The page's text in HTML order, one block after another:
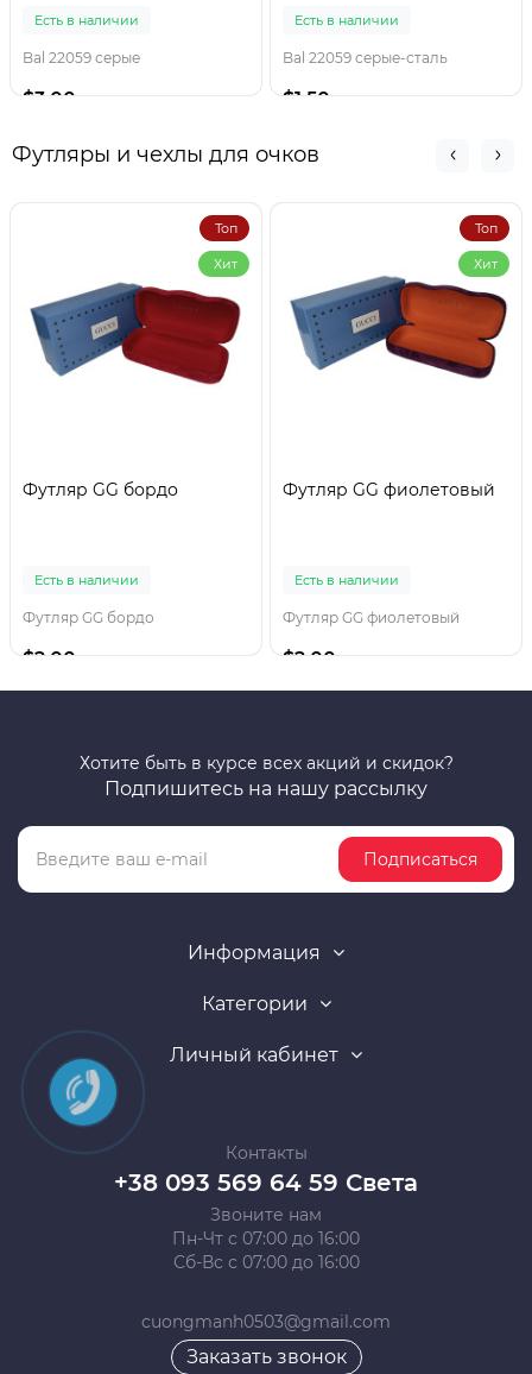
Есть в наличии
Bal 22059 серые
$3.00
Есть в наличии
Bal 22059 серые-сталь
$1.50
Футляры и чехлы для очков
Топ
Хит
Футляр GG бордо
Есть в наличии
Футляр GG бордо
$2.00
Топ
Хит
Футляр GG фиолетовый
Есть в наличии
Футляр GG фиолетовый
$2.00
Хотите быть в курсе всех акций и скидок?
Подпишитесь на нашу рассылку
Подписаться
Информация
Категории
Личный кабинет
Контакты
+38 093 569 64 59 Света
Звоните нам
Пн-Чт с 07:00 до 16:00
Сб-Вс с 07:00 до 16:00
cuongmanh0503@gmail.com
Заказать звонок